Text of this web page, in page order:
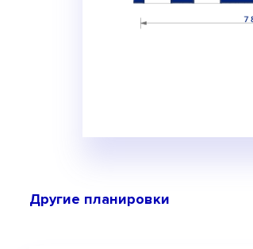
Другие планировки